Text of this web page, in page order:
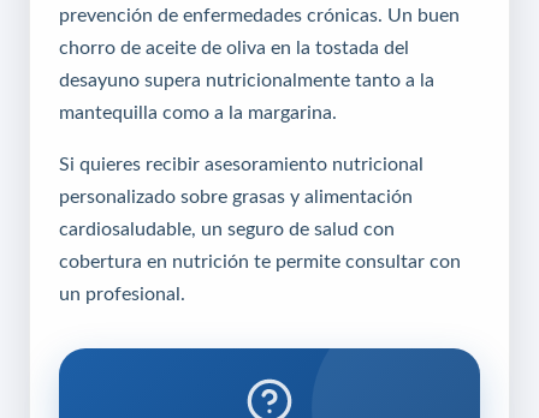
prevención de enfermedades crónicas. Un buen
chorro de aceite de oliva en la tostada del
desayuno supera nutricionalmente tanto a la
mantequilla como a la margarina.
Si quieres recibir asesoramiento nutricional
personalizado sobre grasas y alimentación
cardiosaludable, un seguro de salud con
cobertura en nutrición te permite consultar con
un profesional.